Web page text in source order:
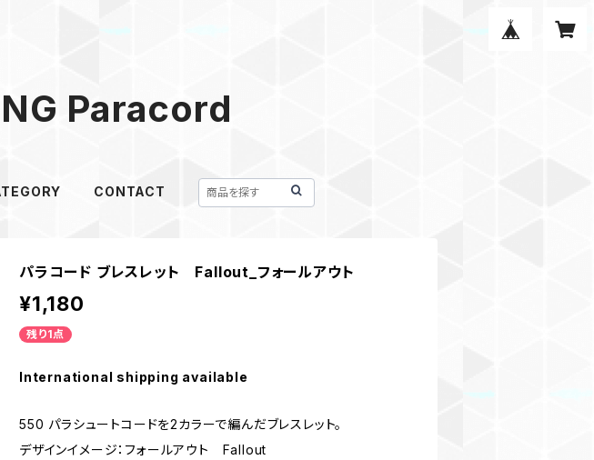
Paracord
CONTACT
パラコード ブレスレット Fallout_フォールアウト
¥1,180
残り1点
International shipping available
550 パラシュートコードを2カラーで編んだブレスレット。
デザインイメージ：フォールアウト Fallout